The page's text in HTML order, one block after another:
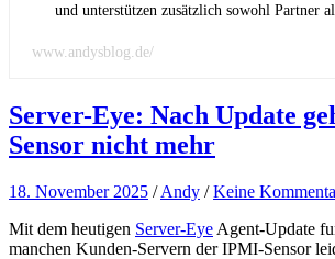
und unterstützen zusätzlich sowohl Partner
www.andysblog.de/
Server-Eye: Nach Update
Sensor nicht mehr
18. November 2025 /Andy /Keine
Mit dem heutigen Server-Eye Agent-Update
manchen Kunden-Servern der IPMI-Sensor